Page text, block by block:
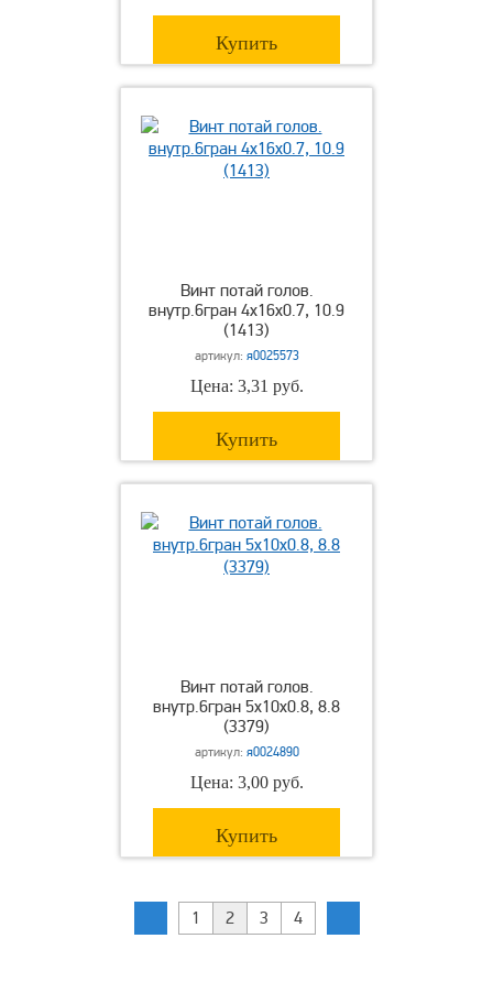
Купить
Винт потай голов.
внутр.6гран 4х16х0.7, 10.9
(1413)
артикул: я0025573
Цена: 3,31 руб.
Купить
Винт потай голов.
внутр.6гран 5х10х0.8, 8.8
(3379)
артикул: я0024890
Цена: 3,00 руб.
Купить
1 2 3 4